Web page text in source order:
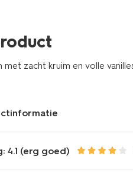
met zacht kruim en volle
4.1 (erg goed)